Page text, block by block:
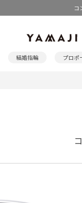
コ
結婚指輪 プロポ